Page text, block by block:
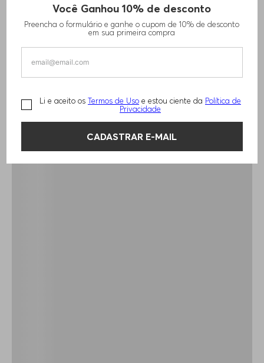
Você Ganhou 10% de desconto
Preencha o formulário e ganhe o cupom de 10% de desconto
em sua primeira compra
Li e aceito os Termos de Uso e estou ciente da Política de
Privacidade
CADASTRAR E-MAIL